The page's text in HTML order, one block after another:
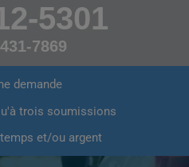
5301
7869
demande
trois soumissions
et/ou argent